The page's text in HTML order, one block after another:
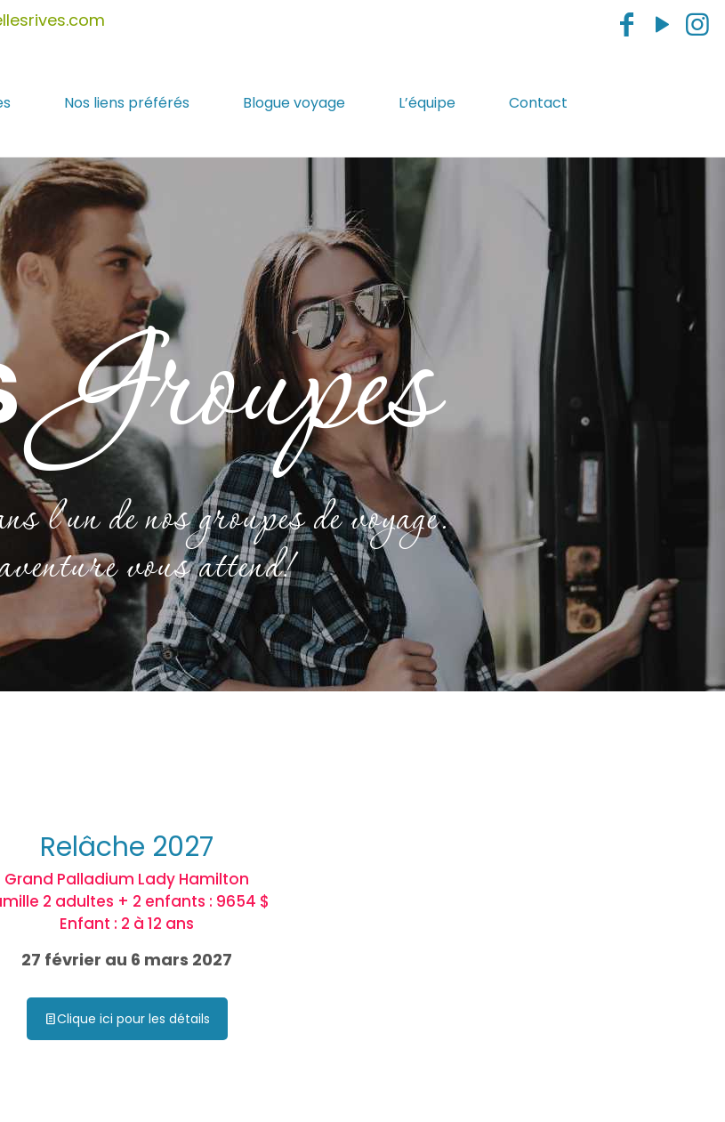
Nos liens préférés Blogue voyage L’équipe Contact
Groupes
l'un de nos groupes de voyage.
vous attend!
Relâche 2027
Grand Palladium Lady Hamilton
2 adultes + 2 enfants : 9654 $
Enfant : 2 à 12 ans
27 février au 6 mars 2027
Clique ici pour les détails